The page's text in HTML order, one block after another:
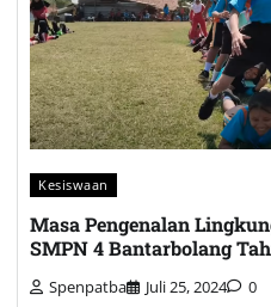
Kesiswaan
Masa Pengenalan
SMPN 4 Bantarbolang
Spenpatba Juli 25, 2024 0